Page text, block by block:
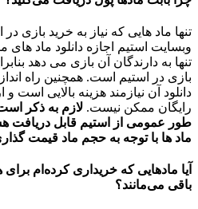
تنها ماد هایی که نیاز به خرید بازی
وبسایت استیم اجازه دانلود ماد های
تنها به دارندگان آن بازی می دهد
بازی در استیم است. همچنین راه
دانلود آن نیازمند هزینه بالایی است
رایگان ممکن نیست. لازم به ذکر
طور عمومی از استیم قابل دریافت
ماد ها با توجه به حجم ماد قیمت
آیا مادهایی که خریداری کرده‌ام
باقی می‌مانند؟